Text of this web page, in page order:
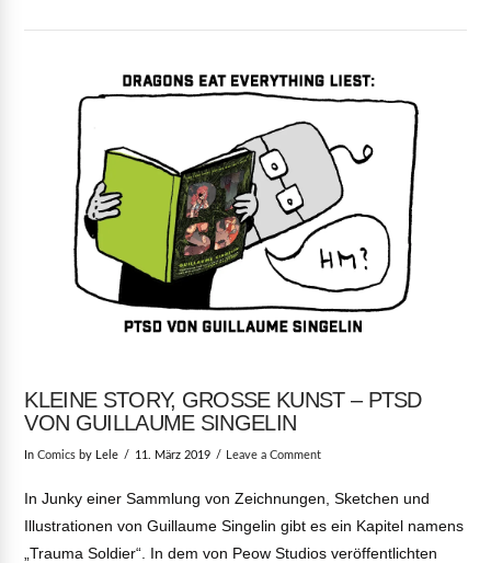
VIEW POST
KLEINE STORY, GROSSE KUNST – PTSD V
ON GUILLAUME SINGELIN
InComics by Lele 11. März 2019 Leave a Comment
In Junky einer Sammlung von Zeichnungen, Sketchen und
Illustrationen von Guillaume Singelin gibt es ein Kapitel namens
„Trauma Soldier“. In dem von Peow Studios veröffentlichten